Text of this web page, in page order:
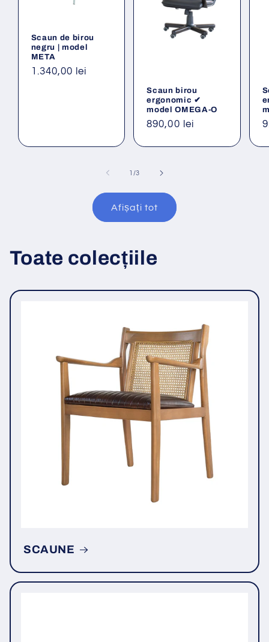
Scaun de birou
negru | model
META
Preț
1.340,00 lei
Scaun birou
ergonomic ✔
model OMEGA-O
Preț
890,00 lei
1 /din
3
Afișați tot
Toate colecțiile
SCAUNE